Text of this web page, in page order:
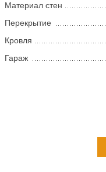
Материал стен
Перекрытие
Кровля
Гараж